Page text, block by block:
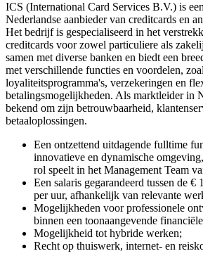
ICS (International Card Services B.V.) is
Nederlandse aanbieder van creditcards en
Het bedrijf is gespecialiseerd in het
creditcards voor zowel particuliere als
samen met diverse banken en biedt een
met verschillende functies en voordelen,
loyaliteitsprogramma's, verzekeringen en
betalingsmogelijkheden. Als marktleider in
bekend om zijn betrouwbaarheid,
betaaloplossingen.
Een ontzettend uitdagende fulltime
innovatieve en dynamische
rol speelt in het Management Team
Een salaris gegarandeerd tussen de
per uur, afhankelijk van relevante
Mogelijkheden voor professionele
binnen een toonaangevende
Mogelijkheid tot hybride werken;
Recht op thuiswerk, internet- en